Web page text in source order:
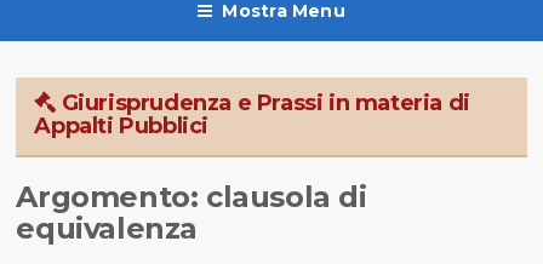
Mostra Menu
Giurisprudenza e Prassi in materia di
Appalti Pubblici
Argomento: clausola di
equivalenza